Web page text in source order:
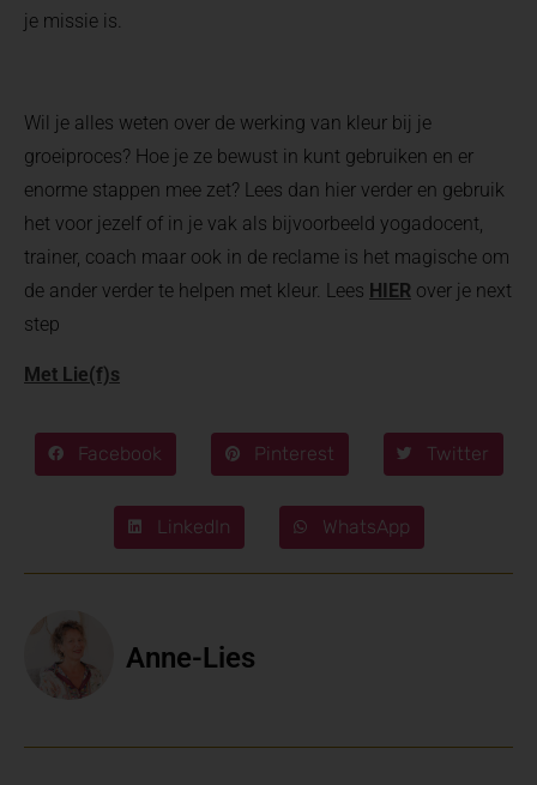
je missie is.
Wil je alles weten over de werking van kleur bij je
groeiproces? Hoe je ze bewust in kunt gebruiken en er
enorme stappen mee zet? Lees dan hier verder en gebruik
het voor jezelf of in je vak als bijvoorbeeld yogadocent,
trainer, coach maar ook in de reclame is het magische om
de ander verder te helpen met kleur. Lees HIER over je next
step
Met Lie(f)s
Facebook Pinterest Twitter
LinkedIn WhatsApp
Anne-Lies